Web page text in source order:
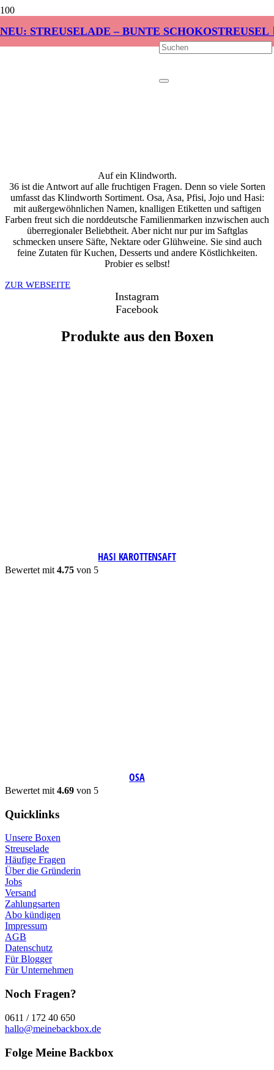
NEU: STREUSELADE – BUNTE SCHOKOSTREUSEL
Auf ein Klindworth.
36 ist die Antwort auf alle fruchtigen Fragen. Denn so viele Sorten
umfasst das Klindworth Sortiment. Osa, Asa, Pfisi, Jojo und Hasi:
mit außergewöhnlichen Namen, knalligen Etiketten und saftigen
Farben freut sich die norddeutsche Familienmarken inzwischen auch
überregionaler Beliebtheit. Aber nicht nur pur im Saftglas
schmecken unsere Säfte, Nektare oder Glühweine. Sie sind auch
feine Zutaten für Kuchen, Desserts und andere Köstlichkeiten.
Probier es selbst!
ZUR WEBSEITE
Instagram
Facebook
Produkte aus den Boxen
HASI KAROTTENSAFT
Bewertet mit 4.75 von 5
OSA
Bewertet mit 4.69 von 5
Quicklinks
Unsere Boxen
Streuselade
Häufige Fragen
Über die Gründerin
Jobs
Versand
Zahlungsarten
Abo kündigen
Impressum
AGB
Datenschutz
Für Blogger
Für Unternehmen
Noch Fragen?
0611 / 172 40 650
hallo@meinebackbox.de
Folge Meine Backbox